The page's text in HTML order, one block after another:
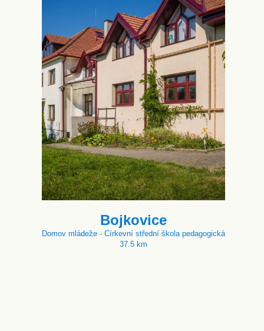
Bojkovice
Domov mládeže - Církevní střední škola pedagogická
37.5 km